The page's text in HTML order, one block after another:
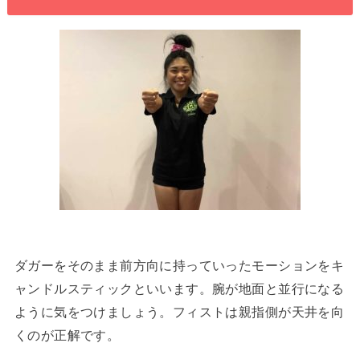
ダガーをそのまま前方向に持っていったモーションをキ
ャンドルスティックといいます。腕が地面と並行になる
ように気をつけましょう。フィストは親指側が天井を向
くのが正解です。